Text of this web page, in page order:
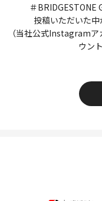
＃BRIDGESTONE
投稿いただいた中
（当社公式Instagram
ウン